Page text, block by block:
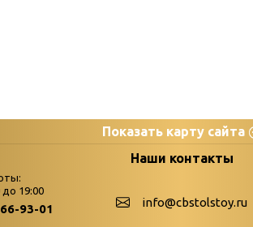
Показать карту сайта
palitra
Война.
Наши контакты
до 19:00
93-01 info@cbstolstoy.ru